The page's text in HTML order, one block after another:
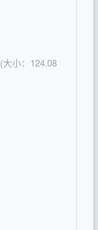
(大小：124.08